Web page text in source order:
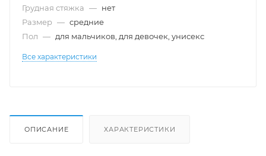
Грудная стяжка — нет
Размер — cредние
Пол — для мальчиков, для девочек, унисекс
Все характеристики
ОПИСАНИЕ ХАРАКТЕРИСТИКИ